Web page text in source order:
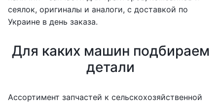
сеялок, оригиналы и аналоги, с доставкой по
Украине в день заказа.
Для каких машин подбираем
детали
Ассортимент запчастей к сельскохозяйственной